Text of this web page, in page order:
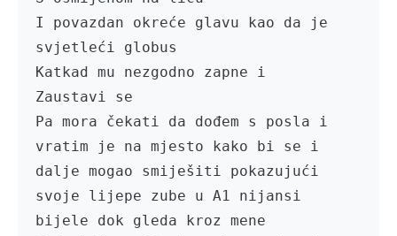
I povazdan okreće glavu kao da je
svjetleći globus
Katkad mu nezgodno zapne i
Zaustavi se
Pa mora čekati da dođem s posla i
vratim je na mjesto kako bi se i
dalje mogao smiješiti pokazujući
svoje lijepe zube u A1 nijansi
bijele dok gleda kroz mene